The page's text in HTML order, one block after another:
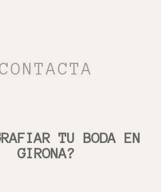
TU BODA EN
GIRONA?